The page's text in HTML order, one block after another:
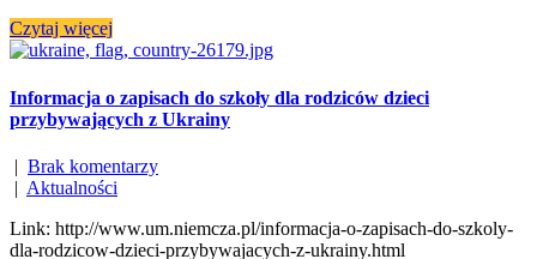
Czytaj więcej
Informacja o zapisach do szkoły dla rodziców dzieci
przybywających z Ukrainy
| Brak komentarzy
| Aktualności
Link: http://www.um.niemcza.pl/informacja-o-zapisach-do-szkoly-
dla-rodzicow-dzieci-przybywajacych-z-ukrainy.html